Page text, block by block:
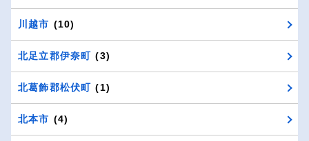
川越市 (10)
北足立郡伊奈町 (3)
北葛飾郡松伏町 (1)
北本市 (4)